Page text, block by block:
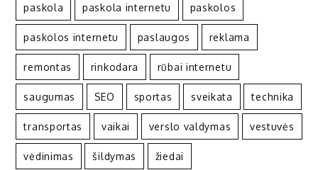
paskola paskola internetu paskolos
paskolos internetu paslaugos reklama
remontas rinkodara rūbai internetu
saugumas SEO sportas sveikata technika
transportas vaikai verslo valdymas vestuvės
vėdinimas šildymas žiedai